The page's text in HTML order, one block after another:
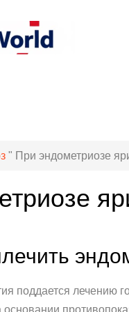
" При эндометриозе
поддается